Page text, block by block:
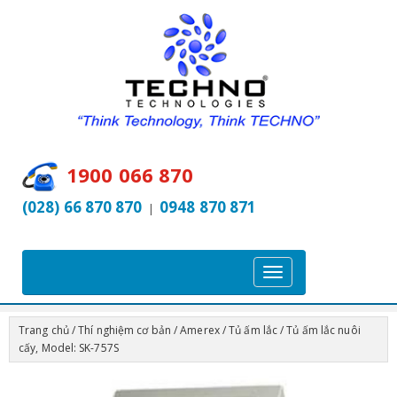
1900 066 870
(028) 66 870 870 | 0948 870 871
T
o
g
l
e
Trang chủ/Thí nghiệm cơ bản /Amerex/Tủ ấm lắc/ Tủ ấm lắc nuôi
cấy, Model: SK-757S